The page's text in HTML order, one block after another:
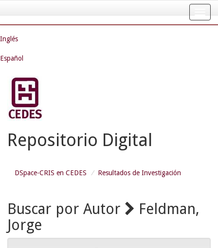
navigation
Inglés
Español
Repositorio Digital
DSpace-CRIS en CEDES Resultados de Investigación
Buscar por Autor
Feldman,
Jorge